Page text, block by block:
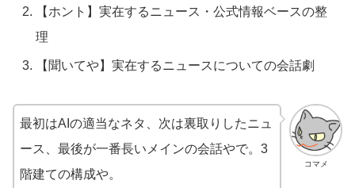
【ホント】実在するニュース・公式情報ベースの整
理
【聞いてや】実在するニュースについての会話劇
コマメ
最初はAIの適当なネタ、次は裏取りしたニュ
ース、最後が一番長いメインの会話やで。3
階建ての構成や。